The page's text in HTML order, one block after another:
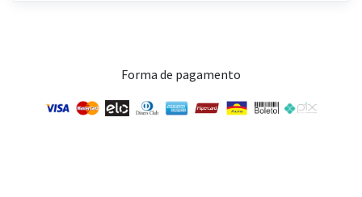
Forma de pagamento